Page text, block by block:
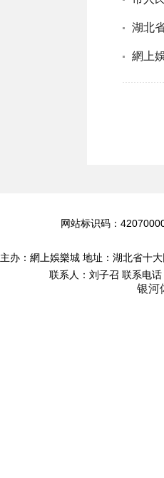
湖北
網上
网站标识码：
主办：網上娛樂城 地址：湖北省十
联系人：刘子召 联系电
银河